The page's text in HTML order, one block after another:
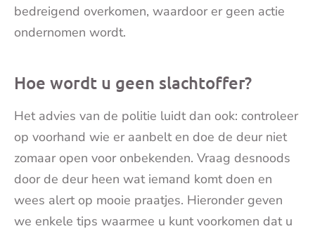
bedreigend overkomen, waardoor er geen actie
ondernomen wordt.
Hoe wordt u geen slachtoffer?
Het advies van de politie luidt dan ook: controleer
op voorhand wie er aanbelt en doe de deur niet
zomaar open voor onbekenden. Vraag desnoods
door de deur heen wat iemand komt doen en
wees alert op mooie praatjes. Hieronder geven
we enkele tips waarmee u kunt voorkomen dat u